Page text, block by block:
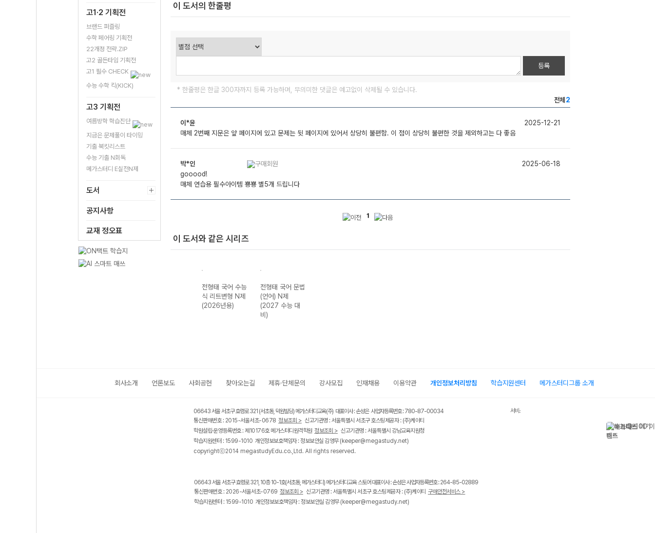
고1·2 기획전
브랜드 퍼즐링
수학 페어링 기획전
22개정 전략.ZIP
고2 골든타임 기획전
고1 필수 CHECK
수능 수학 킥(KICK)
고3 기획전
여름방학 학습진단
지금은 문제풀이 타이밍
기출 북킷리스트
수능 기출 N회독
메가스터디 E실전N제
도서
공지사항
교재 정오표
이 도서의 한줄평
등록
* 한줄평은 한글 300자까지 등록 가능하며, 무의미한 댓글은 예고없이 삭제될 수 있습니다.
전체 2
이*윤
2025-12-21
매체 2번째 지문은 앞 페이지에 있고 문제는 뒷 페이지에 있어서 상당히 불편함. 이 점이 상당히 불편한 것을 제외하고는 다 좋음
박*인
2025-06-18
gooood!
매체 연습용 필수아이템 뿅뿅 별5개 드립니다
1
이 도서와 같은 시리즈
전형태 국어 수능
식 리트변형 N제
(2026년용)
전형태 국어 문법
(언어) N제
(2027 수능 대
비)
회사소개 언론보도 사회공헌 찾아오는길 제휴·단체문의 강사모집 인재채용 이용약관 개인정보처리방침 학습지원센터 메가스터디그룹 소개
06643 서울 서초구 효령로 321 (서초동, 덕원빌딩) 메가스터디교육(주) 대표이사 : 손성은 사업자등록번호 : 780-87-00034
통신판매번호 : 2015-서울서초-0678 정보조회 > 신고기관명 : 서울특별시 서초구 호스팅제공자 : (주)케이티
학원설립·운영등록번호 : 제10176호 메가스터디원격학원 정보조회 > 신고기관명 : 서울특별시 강남교육지원청
학습지원센터 : 1599-1010 개인정보보호책임자 : 정보보안실 김영무(keeper@megastudy.net)
copyrightⓒ2014 megastudyEdu.co.,Ltd. All rights reserved.
서비스 가입사실 확인
06643 서울 서초구 효령로 321, 10층 10-1호(서초동, 메가스터디) 메가스터디교육 스토어 대표이사 : 손성은 사업자등록번호 : 264-85-02889
통신판매번호 : 2026-서울서초-0769 정보조회 > 신고기관명 : 서울특별시 서초구 호스팅제공자 : (주)케이티 구매안전서비스 >
학습지원센터 : 1599-1010 개인정보보호책임자 : 정보보안실 김영무(keeper@megastudy.net)